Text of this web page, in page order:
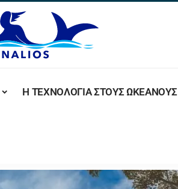
Η ΤΕΧΝΟΛΟΓΙΑ ΣΤΟΥΣ ΩΚΕΑΝΟΥΣ